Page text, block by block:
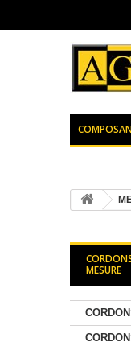
MESURE